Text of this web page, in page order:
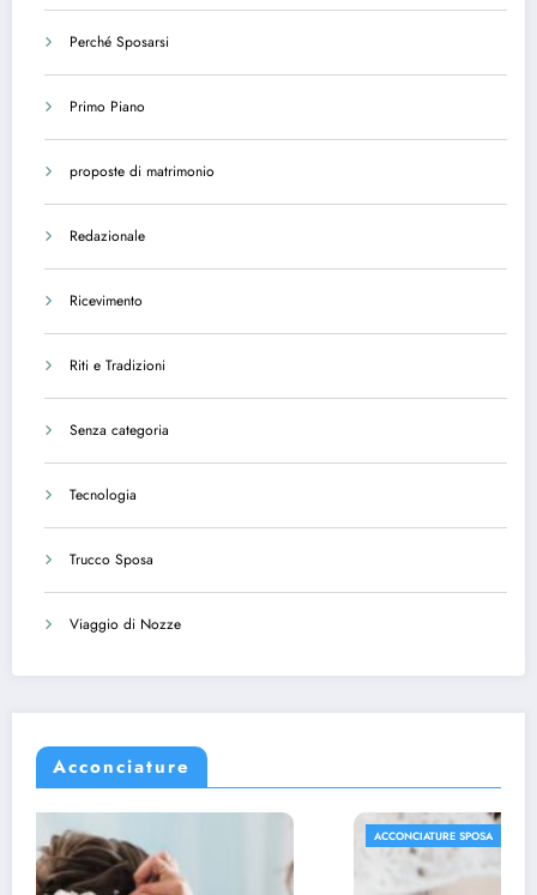
Perché Sposarsi
Primo Piano
proposte di matrimonio
Redazionale
Ricevimento
Riti e Tradizioni
Senza categoria
Tecnologia
Trucco Sposa
Viaggio di Nozze
Acconciature
ACCONCIATURE SPOSA